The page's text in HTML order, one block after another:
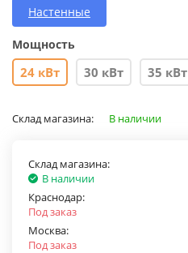
Настенные
Мощность
24 кВт 30 кВт 35 кВт
Склад магазина: В наличии
Склад магазина:
В наличии
Краснодар:
Под заказ
Москва:
Под заказ